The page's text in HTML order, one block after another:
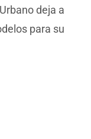
deja a
para su